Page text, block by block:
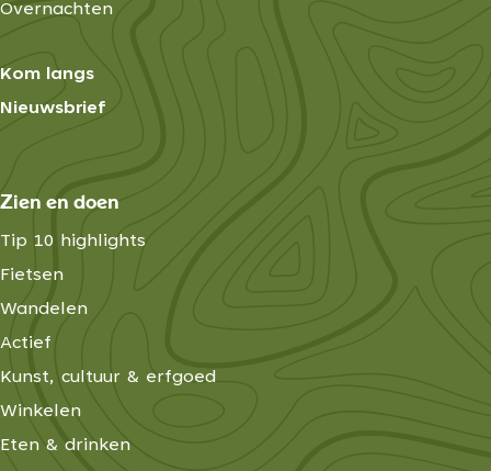
Overnachten
Kom langs
Nieuwsbrief
Zien en doen
Tip 10 highlights
Fietsen
Wandelen
Actief
Kunst, cultuur & erfgoed
Winkelen
Eten & drinken